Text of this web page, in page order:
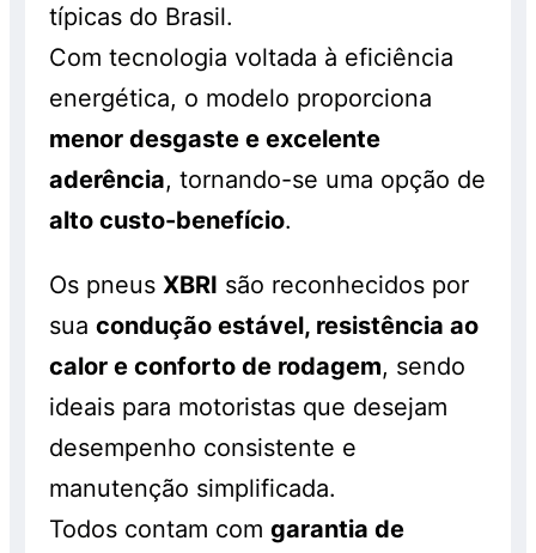
típicas do Brasil.
Com tecnologia voltada à eficiência
energética, o modelo proporciona
menor desgaste e excelente
aderência, tornando-se uma opção de
alto custo-benefício.
Os pneusXBRI são reconhecidos por
suacondução estável, resistência ao
calor e conforto de rodagem, sendo
ideais para motoristas que desejam
desempenho consistente e
manutenção simplificada.
Todos contam comgarantia de